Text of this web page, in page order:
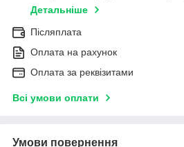
Детальніше
Післяплата
Оплата на рахунок
Оплата за реквізитами
Всі умови оплати
Умови повернення